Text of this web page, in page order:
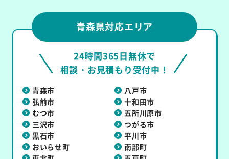
青森県対応エリア
24時間365日無休で
相談・お見積もり受付中！
青森市
八戸市
弘前市
十和田市
むつ市
五所川原市
三沢市
つがる市
黒石市
平川市
おいらせ町
南部町